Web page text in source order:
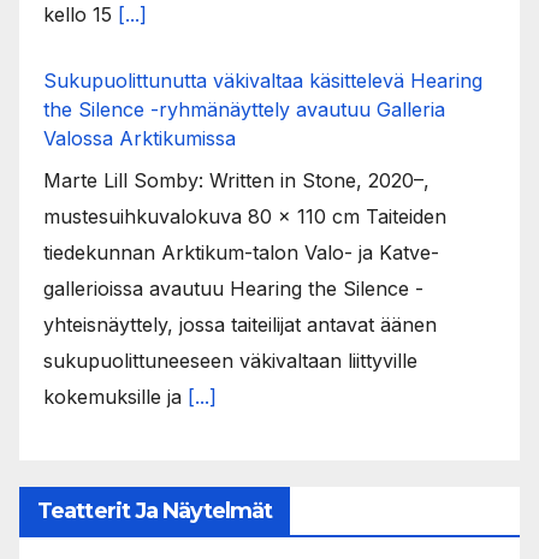
kello 15 [...]
Sukupuolittunutta väkivaltaa käsittelevä Hearing
the Silence -ryhmänäyttely avautuu Galleria
Valossa Arktikumissa
Marte Lill Somby: Written in Stone, 2020–,
mustesuihkuvalokuva 80 x 110 cm Taiteiden
tiedekunnan Arktikum-talon Valo- ja Katve-
gallerioissa avautuu Hearing the Silence -
yhteisnäyttely, jossa taiteilijat antavat äänen
sukupuolittuneeseen väkivaltaan liittyville
kokemuksille ja [...]
Teatterit Ja Näytelmät